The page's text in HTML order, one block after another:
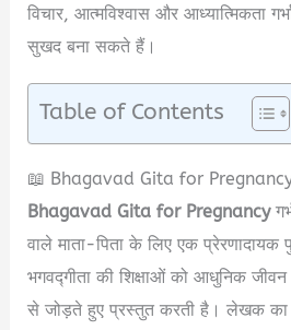
विचार, आत्मविश्वास और आध्यात्मिकता
सुखद बना सकते हैं।
Table of Contents
📖 Bhagavad Gita for
Bhagavad Gita for Pregnancy
वाले माता-पिता के लिए एक
भगवद्गीता की शिक्षाओं को आधुनिक जीवन
से जोड़ते हुए प्रस्तुत करती है। लेखक का